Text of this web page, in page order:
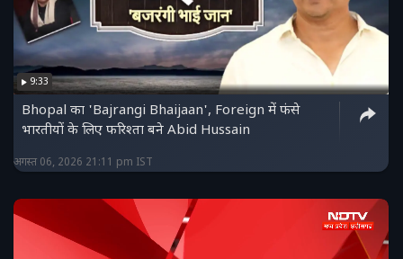
9:33
Bhopal का 'Bajrangi Bhaijaan', Foreign में फंसे
भारतीयों के लिए फरिश्ता बने Abid Hussain
अगस्त 06, 2026 21:11 pm IST